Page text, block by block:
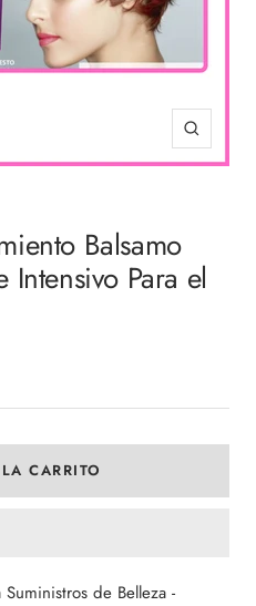
Zoom
Balsamo
Intensivo Para el
CARRITO
de Belleza -